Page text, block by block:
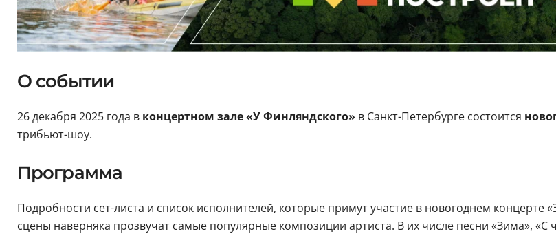
О событии
26 декабря 2025 года в концертном зале «У Финляндского» в Санкт-Петербурге состоится
трибьют-шоу.
Программа
Подробности сет-листа и список исполнителей, которые примут участие в новогоднем концерте
сцены наверняка прозвучат самые популярные композиции артиста. В их числе песни «Зима»,